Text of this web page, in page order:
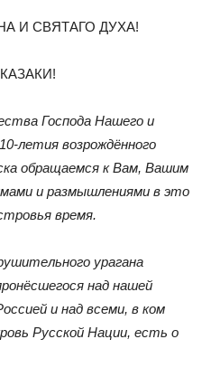
И СВЯТАГО ДУХА!
Господа Нашего и
летия возрождённого
обращаемся к Вам, Вашим
и размышлениями в это
время.
урагана
над нашей
и над всеми, в ком
Русской Нации, есть о